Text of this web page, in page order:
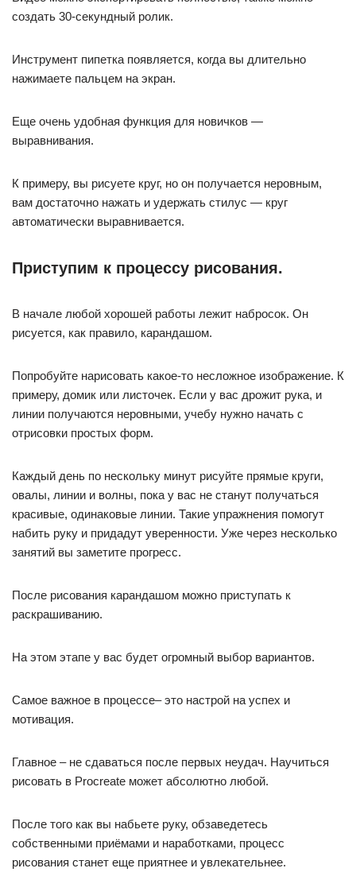
создать 30-секундный ролик.
Инструмент пипетка появляется, когда вы длительно
нажимаете пальцем на экран.
Еще очень удобная функция для новичков —
выравнивания.
К примеру, вы рисуете круг, но он получается неровным,
вам достаточно нажать и удержать стилус — круг
автоматически выравнивается.
Приступим к процессу рисования.
В начале любой хорошей работы лежит набросок. Он
рисуется, как правило, карандашом.
Попробуйте нарисовать какое-то несложное изображение. К
примеру, домик или листочек. Если у вас дрожит рука, и
линии получаются неровными, учебу нужно начать с
отрисовки простых форм.
Каждый день по нескольку минут рисуйте прямые круги,
овалы, линии и волны, пока у вас не станут получаться
красивые, одинаковые линии. Такие упражнения помогут
набить руку и придадут уверенности. Уже через несколько
занятий вы заметите прогресс.
После рисования карандашом можно приступать к
раскрашиванию.
На этом этапе у вас будет огромный выбор вариантов.
Самое важное в процессе– это настрой на успех и
мотивация.
Главное – не сдаваться после первых неудач. Научиться
рисовать в Procreate может абсолютно любой.
После того как вы набьете руку, обзаведетесь
собственными приёмами и наработками, процесс
рисования станет еще приятнее и увлекательнее.